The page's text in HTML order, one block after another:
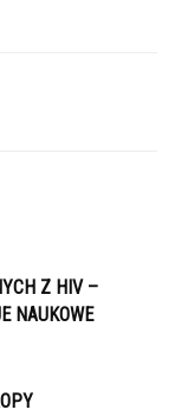
Z HIV –
NAUKOWE